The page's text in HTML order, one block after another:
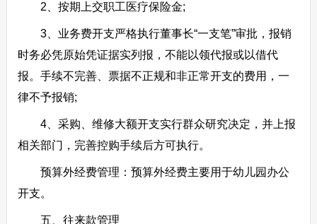
2、按期上交职工医疗保险金;
3、业务费开支严格执行董事长“一支笔”审批，报销
时务必凭原始凭证据实列报，不能以领代报或以借代
报。手续不完善、票据不正规和非正常开支的费用，一
律不予报销;
4、采购、维修大额开支实行群众研究决定，并上报
相关部门，完善控购手续后方可执行。
预算外经费管理：预算外经费主要用于幼儿园办公
开支。
五、往来款管理